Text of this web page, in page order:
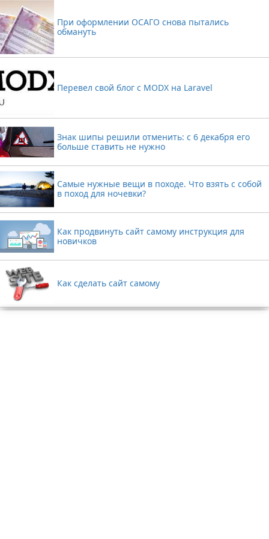
При оформлении ОСАГО снова пытались
обмануть
Перевел свой блог с MODX на Laravel
Знак шипы решили отменить: с 6 декабря его
больше ставить не нужно
Самые нужные вещи в походе. Что взять с собой
в поход для ночевки?
Как продвинуть сайт самому инструкция для
новичков
Как сделать сайт самому